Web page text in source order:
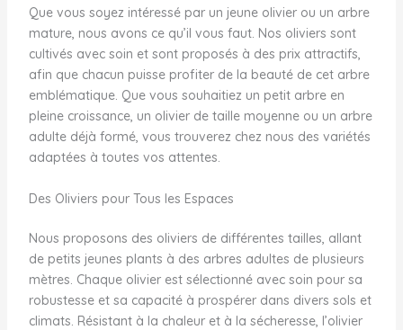
Que vous soyez intéressé par un jeune olivier ou un arbre
mature, nous avons ce qu’il vous faut. Nos oliviers sont
cultivés avec soin et sont proposés à des prix attractifs,
afin que chacun puisse profiter de la beauté de cet arbre
emblématique. Que vous souhaitiez un petit arbre en
pleine croissance, un olivier de taille moyenne ou un arbre
adulte déjà formé, vous trouverez chez nous des variétés
adaptées à toutes vos attentes.
Des Oliviers pour Tous les Espaces
Nous proposons des oliviers de différentes tailles, allant
de petits jeunes plants à des arbres adultes de plusieurs
mètres. Chaque olivier est sélectionné avec soin pour sa
robustesse et sa capacité à prospérer dans divers sols et
climats. Résistant à la chaleur et à la sécheresse, l’olivier